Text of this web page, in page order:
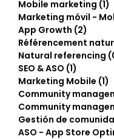
Mobile marketing (1)
App Growth (2)
Référencement
Natural referencing
SEO & ASO (1)
Marketing Mobile (1)
Community
Community
Gestión de
ASO - App Store